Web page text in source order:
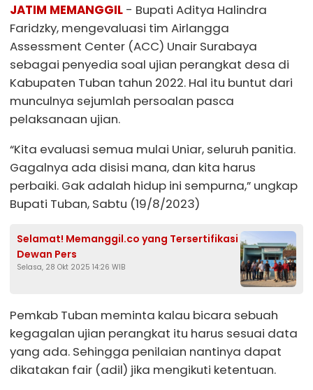
JATIM MEMANGGIL - Bupati Aditya Halindra
Faridzky, mengevaluasi tim Airlangga
Assessment Center (ACC) Unair Surabaya
sebagai penyedia soal ujian perangkat desa di
Kabupaten Tuban tahun 2022. Hal itu buntut dari
munculnya sejumlah persoalan pasca
pelaksanaan ujian.
“Kita evaluasi semua mulai Uniar, seluruh panitia.
Gagalnya ada disisi mana, dan kita harus
perbaiki. Gak adalah hidup ini sempurna,” ungkap
Bupati Tuban, Sabtu (19/8/2023)
Selamat! Memanggil.co yang Tersertifikasi
Dewan Pers
Selasa, 28 Okt 2025 14:26 WIB
Pemkab Tuban meminta kalau bicara sebuah
kegagalan ujian perangkat itu harus sesuai data
yang ada. Sehingga penilaian nantinya dapat
dikatakan fair (adil) jika mengikuti ketentuan.